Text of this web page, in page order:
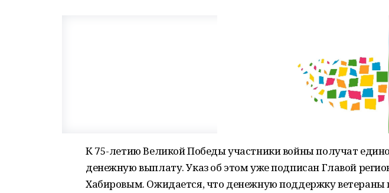
К 75-летию Великой Победы участники войны получат
денежную выплату. Указ об этом уже подписан Главой
Хабировым. Ожидается, что денежную поддержку